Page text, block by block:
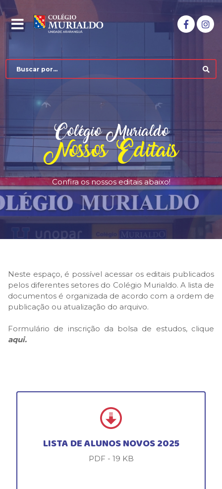
COLÉGIO MURIALDO
NÍVEIS DE ENSINO
PROGRAMA BILÍNGUE
ATENDIMENTO
CALENDÁRIO ESCOLAR
EVENTOS
Colégio Murialdo
Nossos Editais
Confira os nossos editais abaixo!
Neste espaço, é possível acessar os editais publicados
pelos diferentes setores do Colégio Murialdo. A lista de
documentos é organizada de acordo com a ordem de
publicação ou atualização do arquivo.
Formulário de inscrição da bolsa de estudos, clique
aqui.
LISTA DE ALUNOS NOVOS 2025
PDF - 19 KB